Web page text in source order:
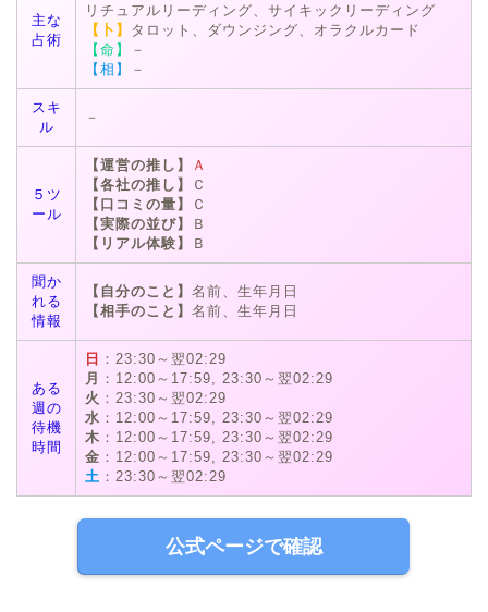
主な
占術
リチュアルリーディング、サイキックリーディング
【卜】
タロット、ダウンジング、オラクルカード
【命】
－
【相】
－
スキ
ル
－
５ツ
ール
【運営の推し】
Ａ
【各社の推し】
Ｃ
【口コミの量】
Ｃ
【実際の並び】
Ｂ
【リアル体験】
Ｂ
聞か
れる
情報
【自分のこと】 名前、生年月日
【相手のこと】 名前、生年月日
ある
週の
待機
時間
日 ：23:30～翌02:29
月 ：12:00～17:59, 23:30～翌02:29
火 ：23:30～翌02:29
水 ：12:00～17:59, 23:30～翌02:29
木 ：12:00～17:59, 23:30～翌02:29
金 ：12:00～17:59, 23:30～翌02:29
土 ：23:30～翌02:29
公式ページで確認